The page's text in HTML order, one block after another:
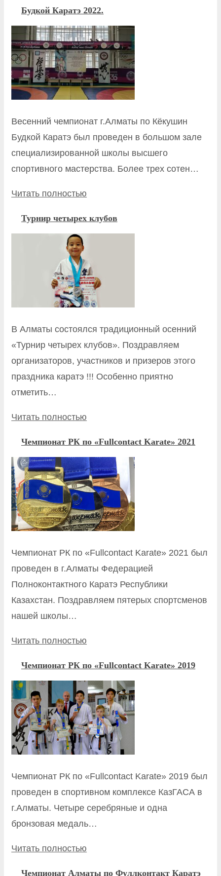
Будкой Каратэ 2022.
Весенний чемпионат г.Алматы по Кёкушин
Будкой Каратэ был проведен в большом зале
специализированной школы высшего
спортивного мастерства. Более трех сотен…
Читать полностью
Турнир четырех клубов
В Алматы состоялся традиционный осенний
«Турнир четырех клубов». Поздравляем
организаторов, участников и призеров этого
праздника каратэ !!! Особенно приятно
отметить…
Читать полностью
Чемпионат РК по «Fullcontact Karate» 2021
Чемпионат РК по «Fullcontact Karate» 2021 был
проведен в г.Алматы Федерацией
Полноконтактного Каратэ Республики
Казахстан. Поздравляем пятерых спортсменов
нашей школы…
Читать полностью
Чемпионат РК по «Fullcontact Karate» 2019
Чемпионат РК по «Fullcontact Karate» 2019 был
проведен в спортивном комплексе КазГАСА в
г.Алматы. Четыре серебряные и одна
бронзовая медаль…
Читать полностью
Чемпионат Алматы по Фуллконтакт Каратэ